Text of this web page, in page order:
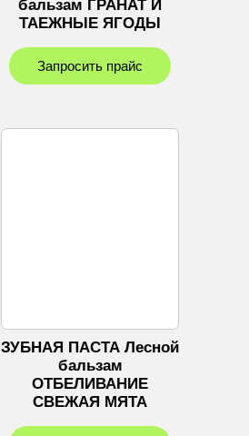
бальзам ГРАНАТ И
ТАЕЖНЫЕ ЯГОДЫ
Запросить прайс
ЗУБНАЯ ПАСТА Лесной
бальзам
ОТБЕЛИВАНИЕ
СВЕЖАЯ МЯТА